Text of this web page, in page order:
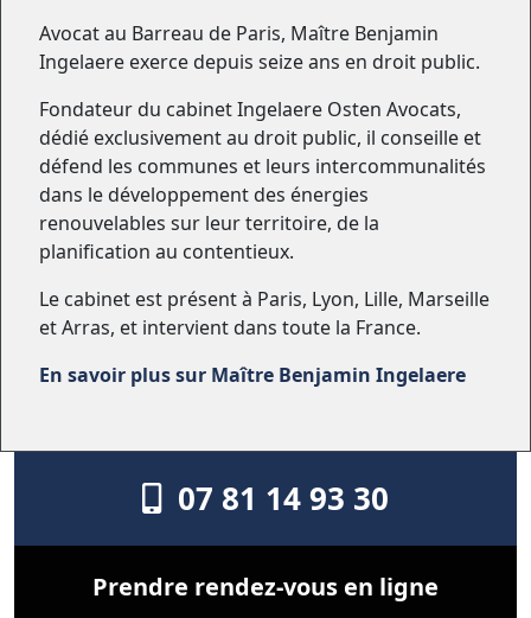
Avocat au Barreau de Paris, Maître Benjamin
Ingelaere exerce depuis seize ans en droit public.
Fondateur du cabinet Ingelaere Osten Avocats,
dédié exclusivement au droit public, il conseille et
défend les communes et leurs intercommunalités
dans le développement des énergies
renouvelables sur leur territoire, de la
planification au contentieux.
Le cabinet est présent à Paris, Lyon, Lille, Marseille
et Arras, et intervient dans toute la France.
En savoir plus sur Maître Benjamin Ingelaere
07 81 14 93 30
Prendre rendez-vous en ligne